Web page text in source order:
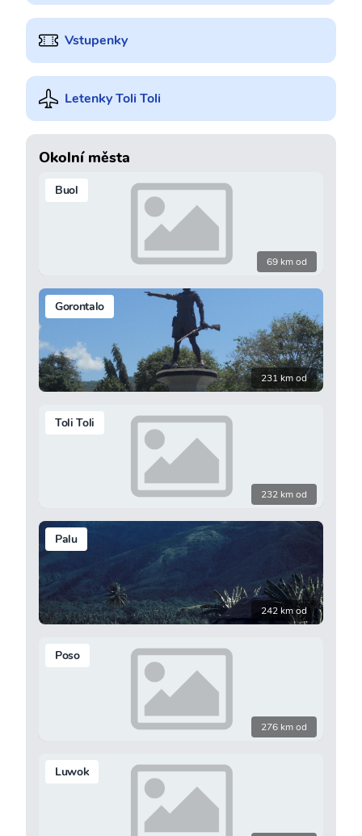
Vstupenky
Letenky Toli Toli
Okolní města
Buol
69 km od
Gorontalo
231 km od
Toli Toli
232 km od
Palu
242 km od
Poso
276 km od
Luwok